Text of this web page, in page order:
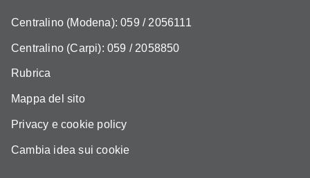
Centralino (Modena): 059 / 2056111
Centralino (Carpi): 059 / 2058850
Rubrica
Mappa del sito
Privacy e cookie policy
Cambia idea sui cookie